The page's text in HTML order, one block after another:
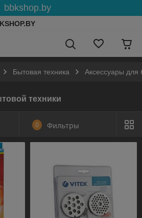
bbkshop.by
Бытовая техника Аксессуары для
техники
0 Фильтры